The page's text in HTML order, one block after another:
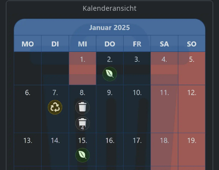
Kalenderansicht